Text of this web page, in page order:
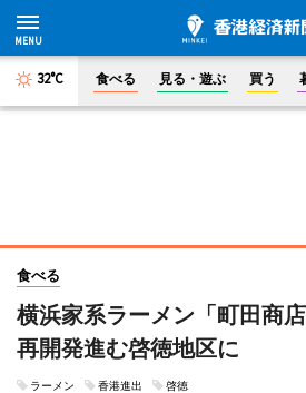
32°C 食べる 見る・遊ぶ 買う
食べる
横浜家系ラーメン「町田商
再開発進む啓徳地区に
ラーメン 香港進出 啓徳